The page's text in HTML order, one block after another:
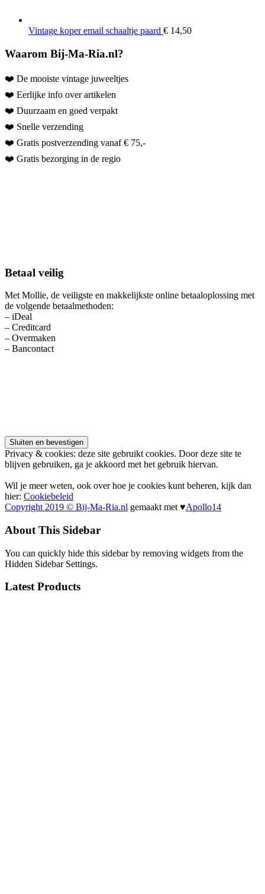
Vintage koper email schaaltje paard € 14,50
Waarom Bij-Ma-Ria.nl?
❤️ De mooiste vintage juweeltjes
❤️ Eerlijke info over artikelen
❤️ Duurzaam en goed verpakt
❤️ Snelle verzending
❤️ Gratis postverzending vanaf € 75,-
❤️ Gratis bezorging in de regio
Betaal veilig
Met Mollie, de veiligste en makkelijkste online betaaloplossing met
de volgende betaalmethoden:
– iDeal
– Creditcard
– Overmaken
– Bancontact
Privacy & cookies: deze site gebruikt cookies. Door deze site te
blijven gebruiken, ga je akkoord met het gebruik hiervan.
Wil je meer weten, ook over hoe je cookies kunt beheren, kijk dan
hier: Cookiebeleid
Copyright 2019 © Bij-Ma-Ria.nl gemaakt met ♥Apollo14
About This Sidebar
You can quickly hide this sidebar by removing widgets from the
Hidden Sidebar Settings.
Latest Products